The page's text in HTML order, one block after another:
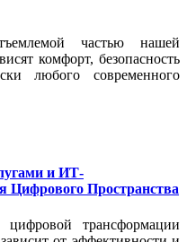
частью нашей
комфорт, безопасность
любого современного
и ИТ-
Цифрового Пространства
цифровой трансформации